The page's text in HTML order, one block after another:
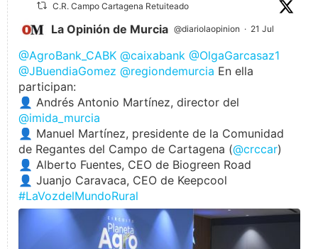
C.R. Campo Cartagena Retuiteado
La Opinión de Murcia @diariolaopinion · 21 Jul
@AgroBank_CABK @caixabank @OlgaGarcasaz1
@JBuendiaGomez @regiondemurcia En ella
participan:
👤 Andrés Antonio Martínez, director del
@imida_murcia
👤 Manuel Martínez, presidente de la Comunidad
de Regantes del Campo de Cartagena (@crccar)
👤 Alberto Fuentes, CEO de Biogreen Road
👤 Juanjo Caravaca, CEO de Keepcool
#LaVozdelMundoRural